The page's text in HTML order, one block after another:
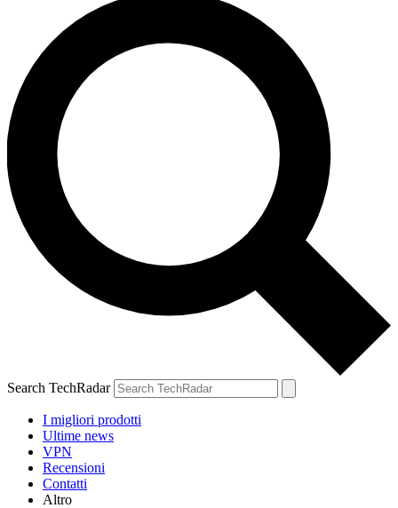
Search TechRadar
I migliori prodotti
Ultime news
VPN
Recensioni
Contatti
Altro